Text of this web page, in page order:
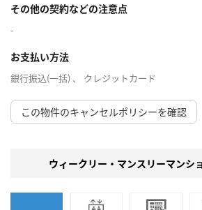
その他の契約などの注意点
-
お支払い方法
銀行振込(一括) 、 クレジットカード
この物件のキャンセルポリシーを確認
ウィークリー・マンスリーマンシ